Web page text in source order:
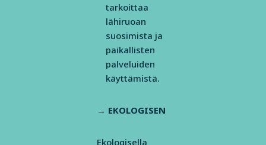
tarkoittaa
lähiruoan
suosimista ja
paikallisten
palveluiden
käyttämistä.
→ EKOLOGISEN
Ekologisella